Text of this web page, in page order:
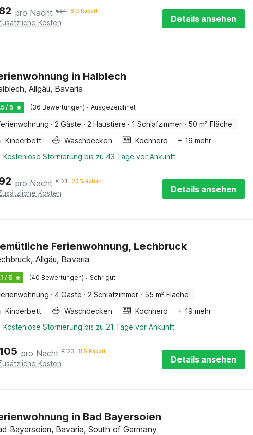
pro Nacht €94 8 % Rabatt
Kosten Details ansehen
in Halblech
Allgäu, Bavaria
/ 5 (36 Bewertungen) · Ausgezeichnet
· 2 Gäste · 2 Haustiere · 1 Schlafzimmer · 50 m² Fläche
Kinderbett
Waschbecken Kochherd
+ 19 mehr
Kostenlose Stornierung bis zu 43 Tage vor Ankunft
pro Nacht €121 20 % Rabatt
Kosten Details ansehen
Ferienwohnung, Lechbruck
Allgäu, Bavaria
/ 5 (40 Bewertungen) · Sehr gut
· 4 Gäste · 2 Schlafzimmer · 55 m² Fläche
Kinderbett
Waschbecken Kochherd
+ 19 mehr
Kostenlose Stornierung bis zu 21 Tage vor Ankunft
pro Nacht €123 11 % Rabatt
Kosten Details ansehen
in Bad Bayersoien
Bayersoien, Bavaria, South of Germany